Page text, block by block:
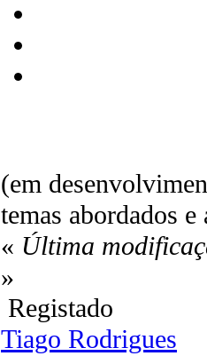
(em
temas abordados
« Última
»
Registado
Tiago Rodrigues